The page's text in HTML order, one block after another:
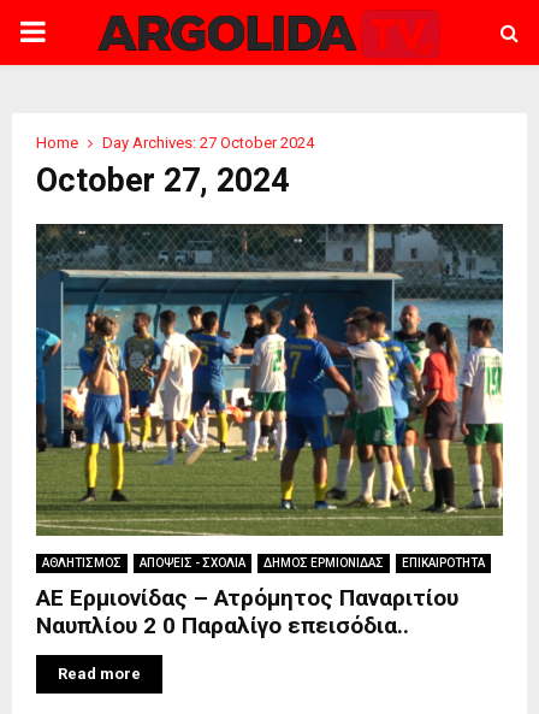
PRIMARY
Home Day Archives: 27 October 2024
October 27, 2024
ΑΘΛΗΤΙΣΜΟΣ ΑΠΟΨΕΙΣ - ΣΧΟΛΙΑ ΔΗΜΟΣ ΕΡΜΙΟΝΙΔΑΣ ΕΠΙΚΑΙΡΟΤΗΤΑ
ΑΕ Ερμιονίδας – Ατρόμητος Παναριτίου
Ναυπλίου 2 0 Παραλίγο επεισόδια..
Read more